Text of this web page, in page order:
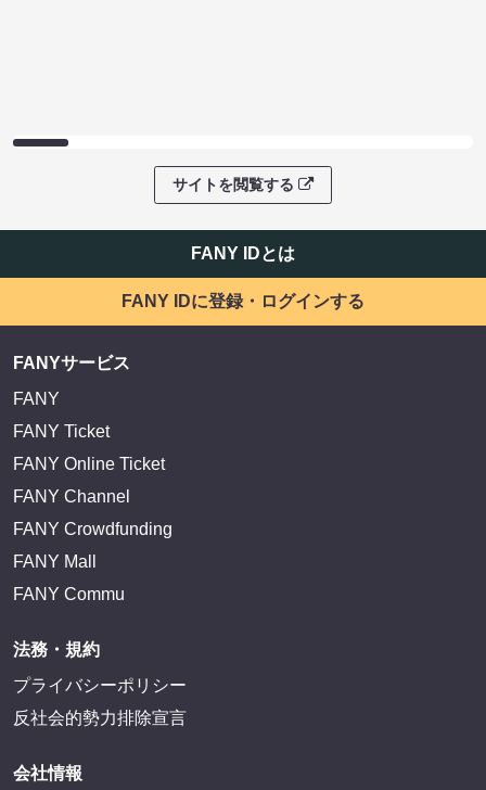
サイトを閲覧する
FANY IDとは
FANY IDに登録・ログインする
FANYサービス
FANY
FANY Ticket
FANY Online Ticket
FANY Channel
FANY Crowdfunding
FANY Mall
FANY Commu
法務・規約
プライバシーポリシー
反社会的勢力排除宣言
会社情報